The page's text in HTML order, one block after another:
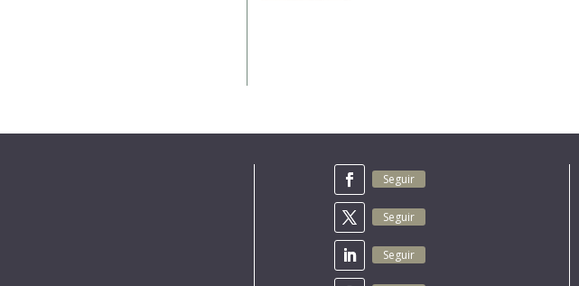
Seguir
Seguir
Seguir